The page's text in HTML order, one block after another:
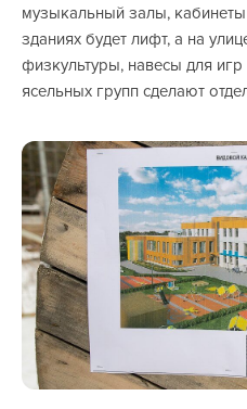
музыкальный залы,
зданиях будет лифт, а на
физкультуры, навесы для
ясельных групп сделают